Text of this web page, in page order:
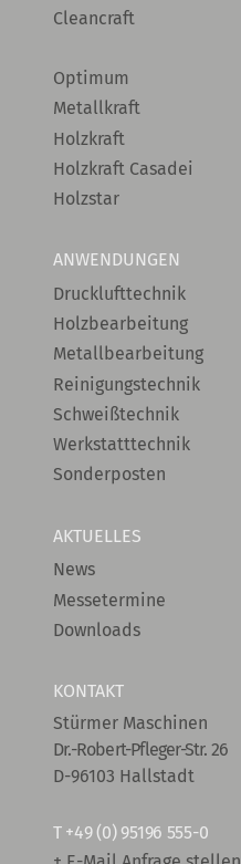
Cleancraft
Optimum
Metallkraft
Holzkraft
Holzkraft Casadei
Holzstar
ANWENDUNGEN
Drucklufttechnik
Holzbearbeitung
Metallbearbeitung
Reinigungstechnik
Schweißtechnik
Werkstatttechnik
Sonderposten
AKTUELLES
News
Messetermine
Downloads
KONTAKT
Stürmer Maschinen
Dr.-Robert-Pfleger-Str. 26
D-96103 Hallstadt
T +49 (0) 95196 555-0